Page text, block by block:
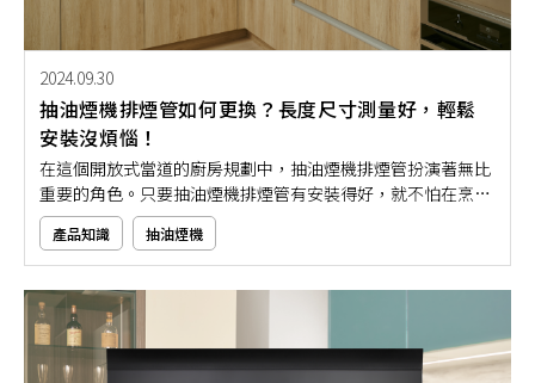
2024.09.30
抽油煙機排煙管如何更換？長度尺寸測量好，輕鬆
安裝沒煩惱！
在這個開放式當道的廚房規劃中，抽油煙機排煙管扮演著無比
重要的角色。只要抽油煙機排煙管有安裝得好，就不怕在烹飪
過程中產生大量的油煙與異味。但隨著時間的推移，抽油煙機
排煙管也可能會因為老化、堵塞或損壞而需要更換。
產品知識 抽油煙機